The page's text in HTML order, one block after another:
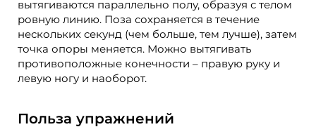
вытягиваются параллельно полу, образуя с телом
ровную линию. Поза сохраняется в течение
нескольких секунд (чем больше, тем лучше), затем
точка опоры меняется. Можно вытягивать
противоположные конечности – правую руку и
левую ногу и наоборот.
Польза упражнений